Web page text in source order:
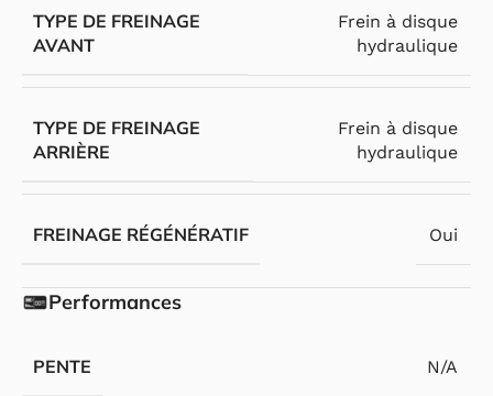
TYPE DE FREINAGE
AVANT
Frein à disque
hydraulique
TYPE DE FREINAGE
ARRIÈRE
Frein à disque
hydraulique
FREINAGE RÉGÉNÉRATIF Oui
Performances
PENTE N/A